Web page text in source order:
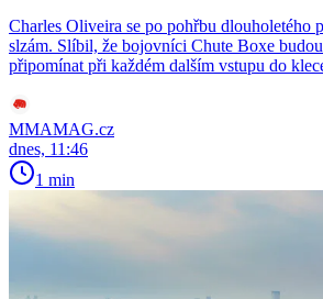
Charles Oliveira se po pohřbu dlouholetého
slzám. Slíbil, že bojovníci Chute Boxe
připomínat při každém dalším vstupu do
MMAMAG.cz
dnes, 11:46
1 min